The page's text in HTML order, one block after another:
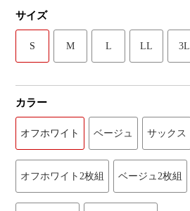
サイズ
S M L LL 3L
カラー
オフホワイト ベージュ サックス
オフホワイト2枚組 ベージュ2枚組